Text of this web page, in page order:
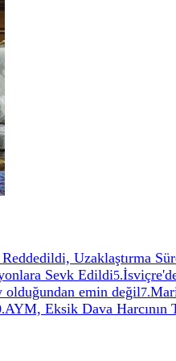
Uzaklaştırma
Sevk Edildi5.
olduğundan emin değil7.
.AYM, Eksik Dava Harcının